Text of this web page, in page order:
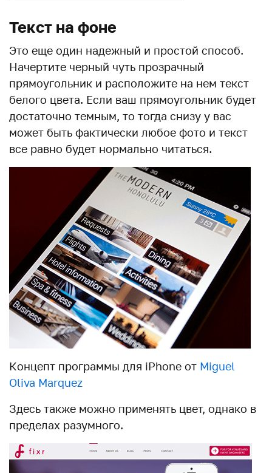
Текст на фоне
Это еще один надежный и простой способ.
Начертите черный чуть прозрачный
прямоугольник и расположите на нем текст
белого цвета. Если ваш прямоугольник будет
достаточно темным, то тогда снизу у вас
может быть фактически любое фото и текст
все равно будет нормально читаться.
Концепт программы для iPhone от Miguel
Oliva Marquez
Здесь также можно применять цвет, однако в
пределах разумного.